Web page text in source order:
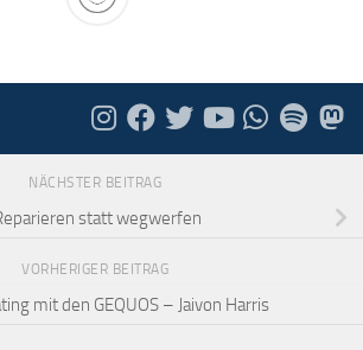
NÄCHSTER BEITRAG
statt wegwerfen
VORHERIGER BEITRAG
mit den GEQUOS – Jaivon Harris